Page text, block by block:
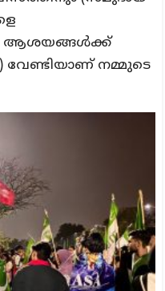
ആശയങ്ങൾക്ക്
നമ്മുടെ